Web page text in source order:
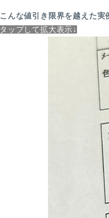
こんな値引き限界を越えた実
タップして拡大表示↓